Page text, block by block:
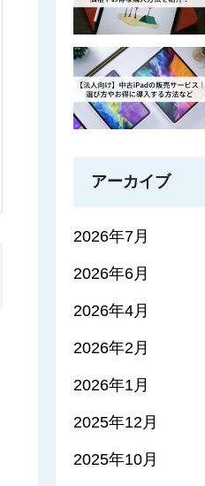
アーカイブ
2026年7月
2026年6月
2026年4月
2026年2月
2026年1月
2025年12月
2025年10月